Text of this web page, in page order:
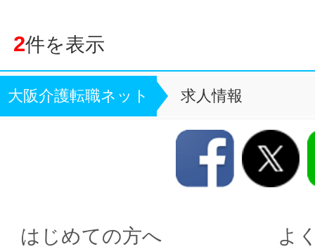
2件を表示
大阪介護転職ネット 求人情報
はじめての方へ よ